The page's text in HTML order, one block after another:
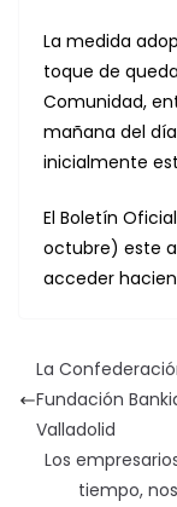
La medida
toque de
Comunidad,
mañana del
inicialmente
El Boletín
octubre) este
acceder
La
Fundación
Valladolid
Los
tiempo,